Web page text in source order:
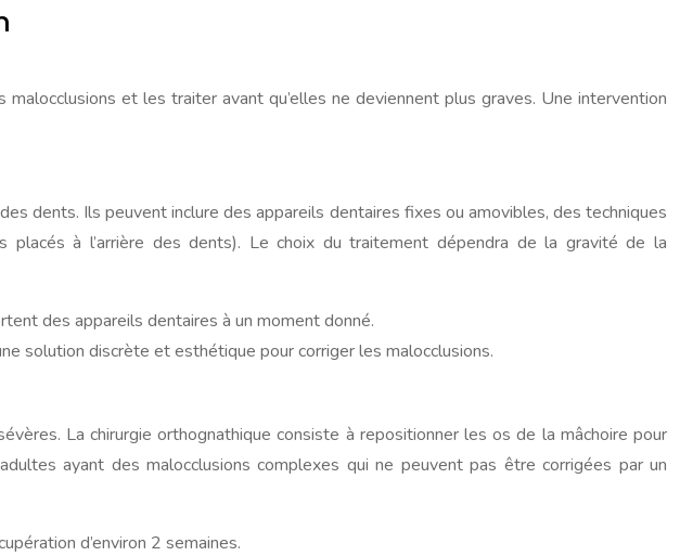
et les traiter avant qu’elles ne deviennent plus graves. Une intervention
dents. Ils peuvent inclure des appareils dentaires fixes ou amovibles, des techniques
placés à l’arrière des dents). Le choix du traitement dépendra de la gravité de la
des appareils dentaires à un moment donné.
solution discrète et esthétique pour corriger les malocclusions.
La chirurgie orthognathique consiste à repositionner les os de la mâchoire pour
ayant des malocclusions complexes qui ne peuvent pas être corrigées par un
d’environ 2 semaines.